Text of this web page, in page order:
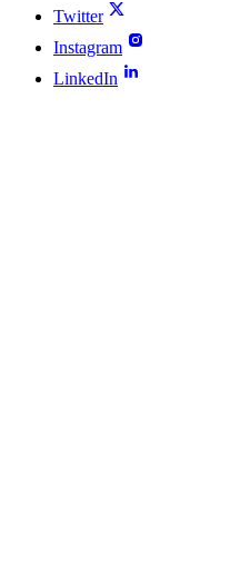
Twitter
Instagram
LinkedIn